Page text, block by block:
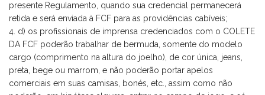
presente Regulamento, quando sua credencial permanecerá
retida e será enviada à FCF para as providências cabíveis;
d) os profissionais de imprensa credenciados com o COLETE
DA FCF poderão trabalhar de bermuda, somente do modelo
cargo (comprimento na altura do joelho), de cor única, jeans,
preta, bege ou marrom, e não poderão portar apelos
comerciais em suas camisas, bonés, etc., assim como não